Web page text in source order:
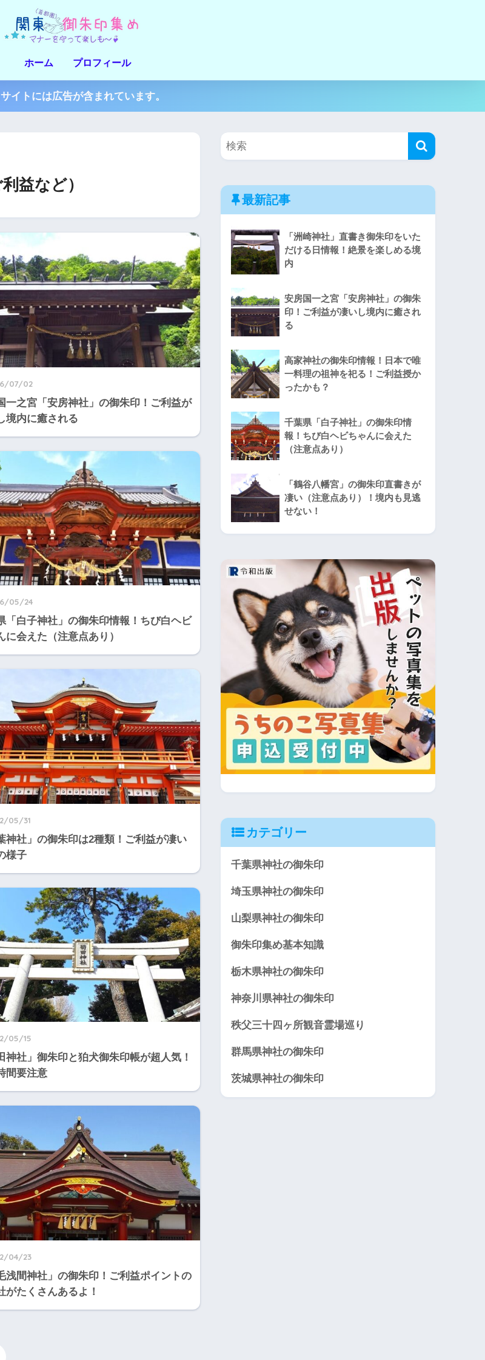
ホーム プロフィール
イトには広告が含まれています。
益など）
07/02
一之宮「安房神社」の御朱印！ご利益が
境内に癒される
05/24
「白子神社」の御朱印情報！ちび白ヘビ
に会えた（注意点あり）
05/31
神社」の御朱印は2種類！ご利益が凄い
様子
05/15
神社」御朱印と狛犬御朱印帳が超人気！
間要注意
04/23
浅間神社」の御朱印！ご利益ポイントの
がたくさんあるよ！
最新記事
「洲崎神社」直書き御朱印をいた
だける日情報！絶景を楽しめる境
内
安房国一之宮「安房神社」の御朱
印！ご利益が凄いし境内に癒され
る
高家神社の御朱印情報！日本で唯
一料理の祖神を祀る！ご利益授か
ったかも？
千葉県「白子神社」の御朱印情
報！ちび白ヘビちゃんに会えた
（注意点あり）
「鶴谷八幡宮」の御朱印直書きが
凄い（注意点あり）！境内も見逃
せない！
カテゴリー
千葉県神社の御朱印
埼玉県神社の御朱印
山梨県神社の御朱印
御朱印集め基本知識
栃木県神社の御朱印
神奈川県神社の御朱印
秩父三十四ヶ所観音霊場巡り
群馬県神社の御朱印
茨城県神社の御朱印